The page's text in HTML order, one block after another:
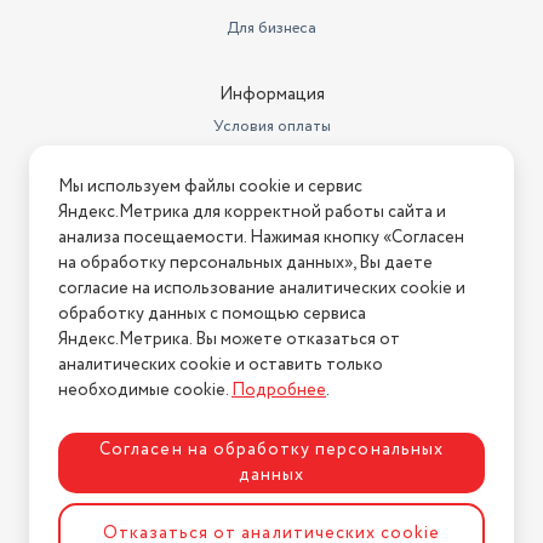
Для бизнеса
Информация
Условия оплаты
Условия возврата
Нашли ошибку на сайте? Напишите нам
2026 © Интернет-магазин "АстМаркет". У нас есть всё!
Политика конфиденциальности
Разработка сайтаASTDESIGN
Мы используем файлы cookie и сервис
Яндекс.Метрика для корректной работы сайта и
анализа посещаемости. Нажимая кнопку «Согласен
на обработку персональных данных», Вы даете
согласие на использование аналитических cookie и
обработку данных с помощью сервиса
Яндекс.Метрика. Вы можете отказаться от
аналитических cookie и оставить только
необходимые cookie.Подробнее.
Согласен на обработку персональных
данных
Отказаться от аналитических cookie